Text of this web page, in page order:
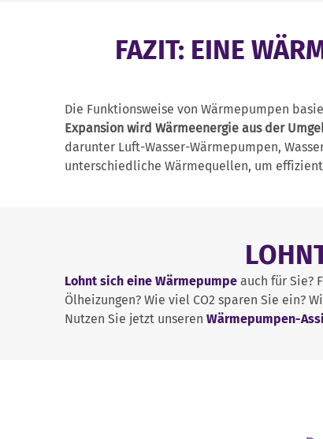
FAZIT: EINE
Die Funktionsweise von Wärmepumpen
Expansion wird Wärmeenergie aus der
darunter Luft-Wasser-Wärmepumpen,
unterschiedliche Wärmequellen, um
Lohnt sich eine Wärmepumpe auch für Sie?
Ölheizungen? Wie viel CO2 sparen Sie
Nutzen Sie jetzt unseren Wärmepumpen-